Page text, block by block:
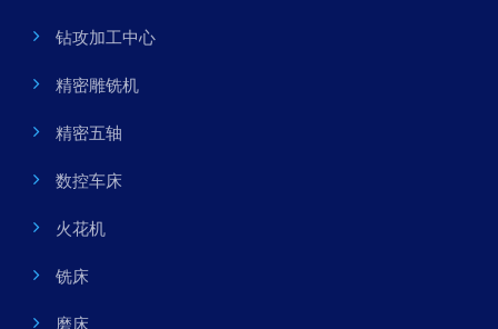
钻攻加工中心
精密雕铣机
精密五轴
数控车床
火花机
铣床
磨床